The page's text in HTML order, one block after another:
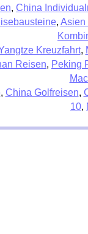
, China
, Asien
Kreuzfahrt,
Reisen, Peking
, China Golfreisen,
10,